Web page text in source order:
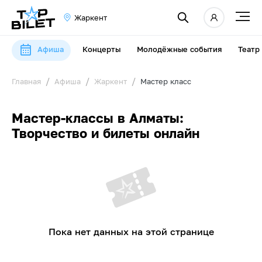
Жаркент
Афиша Концерты Молодёжные события Театр
Главная Афиша Жаркент Мастер класс
Мастер-классы в Алматы:
Творчество и билеты онлайн
Пока нет данных на этой странице